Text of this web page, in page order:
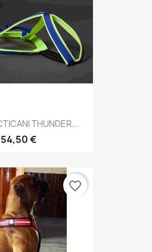
THUNDER...
54,50 €
favorite_border